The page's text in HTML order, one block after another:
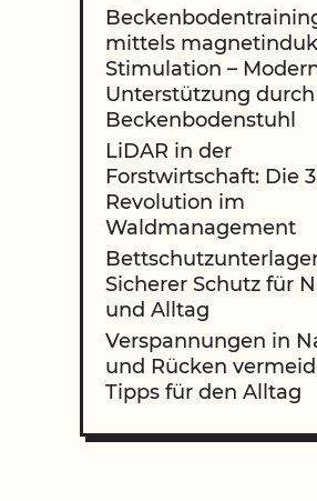
mittels
Stimulation –
Unterstützung
Beckenbodenstuhl
LiDAR in der
Forstwirtschaft: Die
Revolution im
Waldmanagement
Sicherer Schutz für
und Alltag
Verspannungen in
und Rücken
Tipps für den Alltag